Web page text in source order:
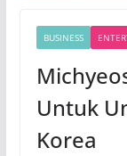
BUSINESS
Untuk
Korea